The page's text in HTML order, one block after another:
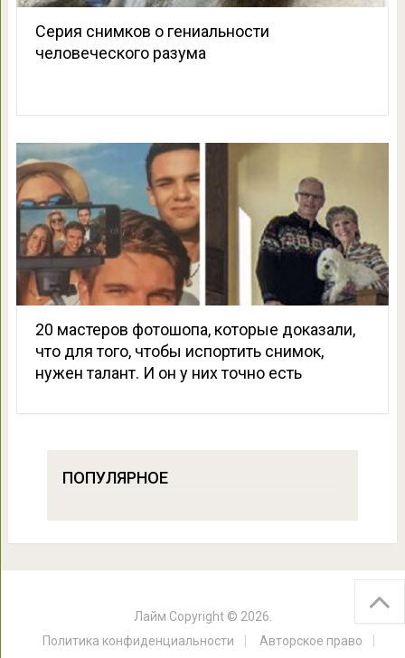
Серия снимков о гениальности
человеческого разума
20 мастеров фотошопа, которые доказали,
что для того, чтобы испортить снимок,
нужен талант. И он у них точно есть
ПОПУЛЯРНОЕ
Лайм Copyright © 2026.
Политика конфиденциальности
Авторское право